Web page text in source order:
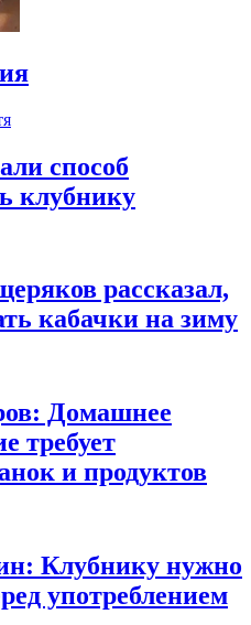
способ
клубнику
рассказал,
кабачки на зиму
Домашнее
требует
и продуктов
Клубнику нужно
употреблением